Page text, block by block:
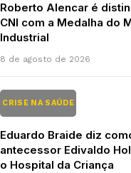
Roberto Alencar é
CNI com a Medalha do
Industrial
8 de agosto de 2026
CRISE NA SAÚDE
Eduardo Braide diz
antecessor Edivaldo
o Hospital da Criança